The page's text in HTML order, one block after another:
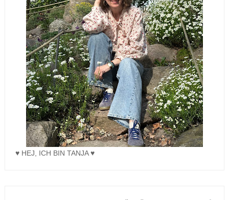
♥ HEJ, ICH BIN TANJA ♥